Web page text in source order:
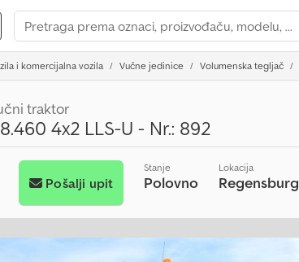
i komercijalna vozila Vučne jedinice Volumenska tegljač
traktor
4x2 LLS-U - Nr.: 892
Pošalji upit
Stanje
Polovno
Lokacija
Regensburg